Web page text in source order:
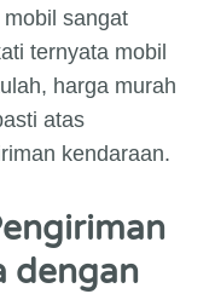
sangat
ternyata mobil
harga murah
atas
kendaraan.
dengan